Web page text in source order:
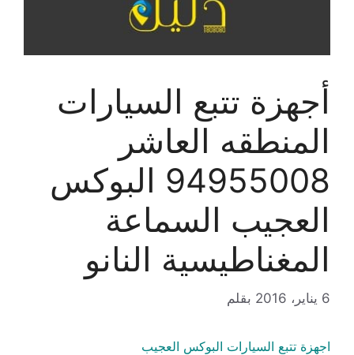
أجهزة تتبع السيارات
المنطقه العاشر
94955008 البوكس
العجيب السماعة
المغناطيسية النانو
6 يناير، 2016 بقلم
اجهزة تتبع السيارات البوكس العجيب